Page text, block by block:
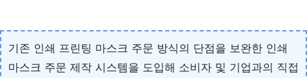
기존 인쇄 프린팅 마스크 주문 방식의 단점을 보완한 인쇄
마스크 주문 제작 시스템을 도입해 소비자 및 기업과의 직접